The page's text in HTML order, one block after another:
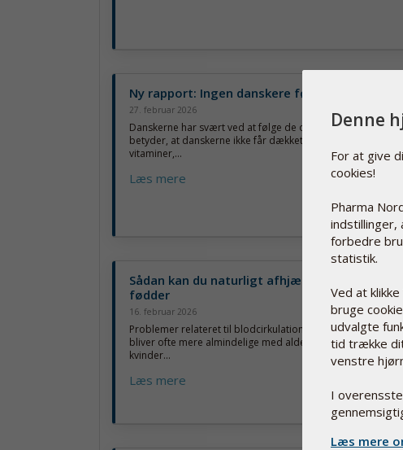
Ny rapport: Ingen danskere følger kostrådene
27. februar 2026
Danskerne har svært ved at følge de officielle kostråd. Det
betyder, at danskerne ikke får dækket behovet for de
vitaminer,...
Læs mere
Sådan kan du naturligt afhjælpe kolde hænder
fødder
16. februar 2026
Problemer relateret til blodcirkulation er langt fra sjældne.
bliver ofte mere almindelige med alderen og ses
kvinder...
Læs mere
Denne
For at give
cookies!
Pharma
indstillinger,
forbedre
statistik.
Ved at klikke
bruge
udvalgte
tid trække
venstre
I
Læs mere